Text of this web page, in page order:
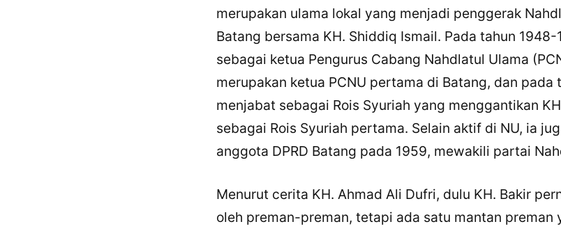
merupakan ulama lokal yang menjadi penggerak
Batang bersama KH. Shiddiq Ismail. Pada tahun
sebagai ketua Pengurus Cabang Nahdlatul Ulama
merupakan ketua PCNU pertama di Batang, dan pada
menjabat sebagai Rois Syuriah yang menggantikan
sebagai Rois Syuriah pertama. Selain aktif di NU, ia
anggota DPRD Batang pada 1959, mewakili partai
Menurut cerita KH. Ahmad Ali Dufri, dulu KH. Bakir
oleh preman-preman, tetapi ada satu mantan preman
WhatsApp
X / Twitter
Facebook
LinkedIn
Salin Tautan Artikel